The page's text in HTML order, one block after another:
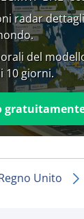
radar
del
10 giorni.
Unito